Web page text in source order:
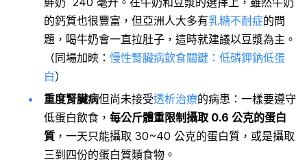
的鈣質也很豐富，但亞洲人大多有乳糖不耐症的問
題，喝牛奶會一直拉肚子，這時就建議以豆漿為主。
（同場加映： 慢性腎臟病飲食關鍵：低磷鉀鈉低蛋
白）
重度腎臟病但尚未接受透析治療的病患：一樣要遵守
低蛋白飲食， 每公斤體重限制攝取 0.6 公克的蛋白
質 ，一天只能攝取 30~40 公克的蛋白質，或是攝取
三到四份的蛋白質類食物。